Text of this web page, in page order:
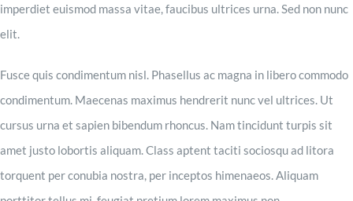
imperdiet euismod massa vitae, faucibus ultrices urna. Sed non nunc
elit.
Fusce quis condimentum nisl. Phasellus ac magna in libero commodo
condimentum. Maecenas maximus hendrerit nunc vel ultrices. Ut
cursus urna et sapien bibendum rhoncus. Nam tincidunt turpis sit
amet justo lobortis aliquam. Class aptent taciti sociosqu ad litora
torquent per conubia nostra, per inceptos himenaeos. Aliquam